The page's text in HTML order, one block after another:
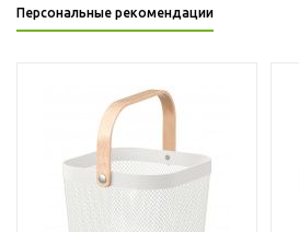
Персональные рекомендации